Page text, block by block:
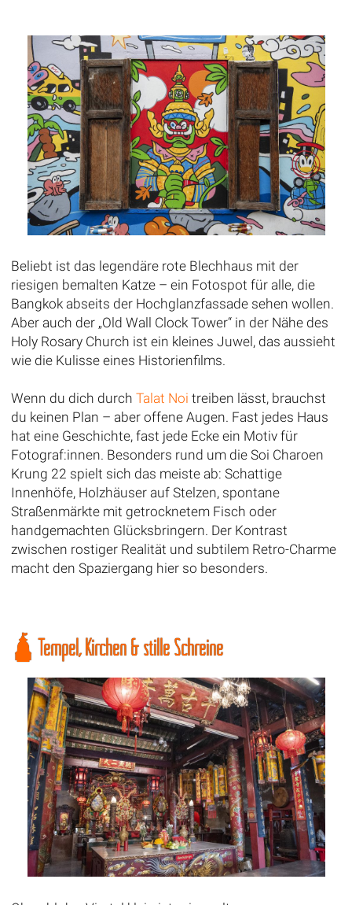
Beliebt ist das legendäre rote Blechhaus mit der
riesigen bemalten Katze – ein Fotospot für alle, die
Bangkok abseits der Hochglanzfassade sehen wollen.
Aber auch der „Old Wall Clock Tower“ in der Nähe des
Holy Rosary Church ist ein kleines Juwel, das aussieht
wie die Kulisse eines Historienfilms.
Wenn du dich durch Talat Noi treiben lässt, brauchst
du keinen Plan – aber offene Augen. Fast jedes Haus
hat eine Geschichte, fast jede Ecke ein Motiv für
Fotograf:innen. Besonders rund um die Soi Charoen
Krung 22 spielt sich das meiste ab: Schattige
Innenhöfe, Holzhäuser auf Stelzen, spontane
Straßenmärkte mit getrocknetem Fisch oder
handgemachten Glücksbringern. Der Kontrast
zwischen rostiger Realität und subtilem Retro-Charme
macht den Spaziergang hier so besonders.
🛕 Tempel, Kirchen & stille Schreine